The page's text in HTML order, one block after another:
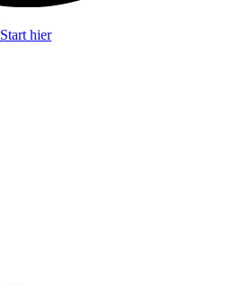
Start hier